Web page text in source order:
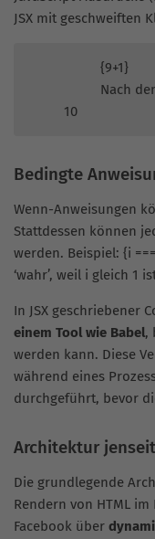
JSX mit geschweiften
{9+1}
Nach
10
Bedingte
Wenn-Anweisungen
Stattdessen können
werden. Beispiel: {i
‘wahr’, weil i gleich 1
In JSX geschriebener
einem Tool wie Babel,
werden kann. Diese
während eines
durchgeführt, bevor
Architektur
Die grundlegende
Rendern von HTML
Facebook über